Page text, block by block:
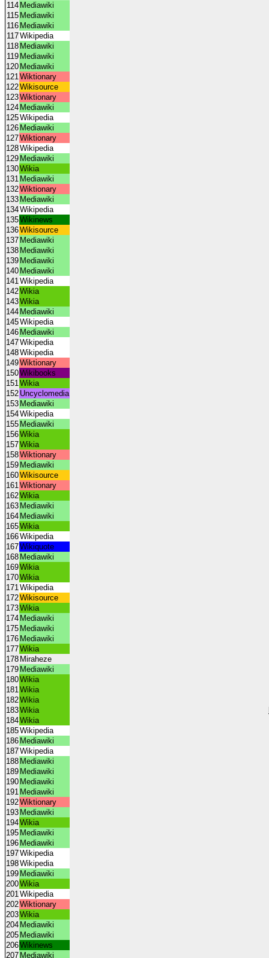
114 Mediawiki
115 Mediawiki
116 Mediawiki
117Wikipedia
118 Mediawiki
119 Mediawiki
120 Mediawiki
121Wiktionary
122Wikisource
123Wiktionary
124 Mediawiki
125Wikipedia
126 Mediawiki
127Wiktionary
128Wikipedia
129 Mediawiki
130Wikia
131 Mediawiki
132Wiktionary
133 Mediawiki
134Wikipedia
135Wikinews
136Wikisource
137 Mediawiki
138 Mediawiki
139 Mediawiki
140 Mediawiki
141Wikipedia
142Wikia
143Wikia
144 Mediawiki
145Wikipedia
146 Mediawiki
147Wikipedia
148Wikipedia
149Wiktionary
150Wikibooks
151Wikia
152 Uncyclomedia
153 Mediawiki
154Wikipedia
155 Mediawiki
156Wikia
157Wikia
158Wiktionary
159 Mediawiki
160Wikisource
161Wiktionary
162Wikia
163 Mediawiki
164 Mediawiki
165Wikia
166Wikipedia
167Wikiquote
168 Mediawiki
169Wikia
170Wikia
171Wikipedia
172Wikisource
173Wikia
174 Mediawiki
175 Mediawiki
176 Mediawiki
177Wikia
178 Miraheze
179 Mediawiki
180Wikia
181Wikia
182Wikia
183Wikia
184Wikia
185Wikipedia
186 Mediawiki
187Wikipedia
188 Mediawiki
189 Mediawiki
190 Mediawiki
191 Mediawiki
192Wiktionary
193 Mediawiki
194Wikia
195 Mediawiki
196 Mediawiki
197Wikipedia
198Wikipedia
199 Mediawiki
200Wikia
201Wikipedia
202Wiktionary
203Wikia
204 Mediawiki
205 Mediawiki
206Wikinews
207 Mediawiki